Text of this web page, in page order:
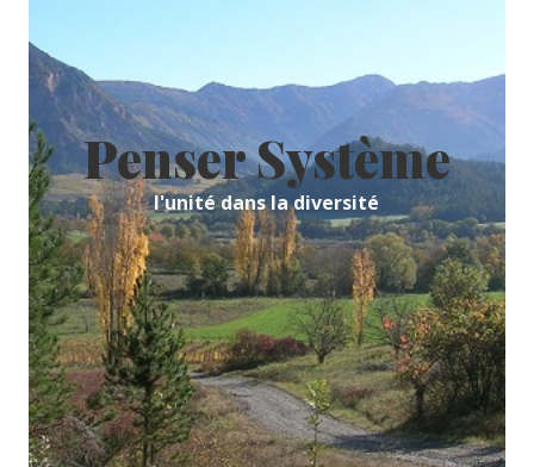
content
Penser Système
l'unité dans la diversité